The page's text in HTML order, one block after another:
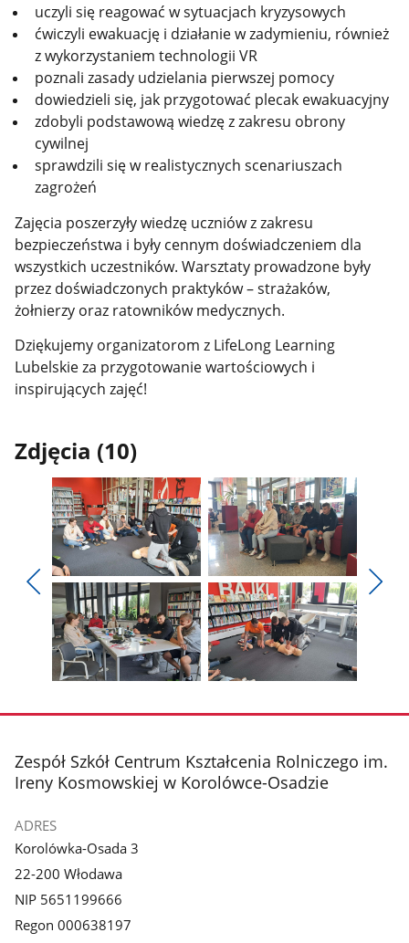
uczyli się reagować w sytuacjach kryzysowych
ćwiczyli ewakuację i działanie w zadymieniu, również
z wykorzystaniem technologii VR
poznali zasady udzielania pierwszej pomocy
dowiedzieli się, jak przygotować plecak ewakuacyjny
zdobyli podstawową wiedzę z zakresu obrony
cywilnej
sprawdzili się w realistycznych scenariuszach
zagrożeń
Zajęcia poszerzyły wiedzę uczniów z zakresu
bezpieczeństwa i były cennym doświadczeniem dla
wszystkich uczestników. Warsztaty prowadzone były
przez doświadczonych praktyków – strażaków,
żołnierzy oraz ratowników medycznych.
Dziękujemy organizatorom z LifeLong Learning
Lubelskie za przygotowanie wartościowych i
inspirujących zajęć!
Zdjęcia (10)
Pokaż
poprzednie
zdjęcia
Pokaż
zdjęcie
1
z
galerii.
Pokaż
zdjęcie
2
z
galerii.
zdjęcie
galerii.
zdjęcie
galerii.
stopka
Zespół Szkół Centrum Kształcenia Rolniczego im.
Ireny Kosmowskiej w Korolówce-Osadzie
ADRES
Korolówka-Osada 3
22-200 Włodawa
NIP 5651199666
Regon 000638197